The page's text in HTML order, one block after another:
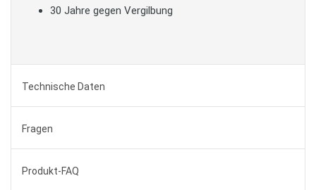
30 Jahre gegen Vergilbung
Technische Daten
Fragen
Produkt-FAQ